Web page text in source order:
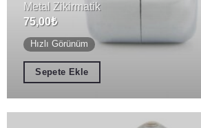
Metal Zikirmatik
75,00₺
Hızlı Görünüm
Sepete Ekle